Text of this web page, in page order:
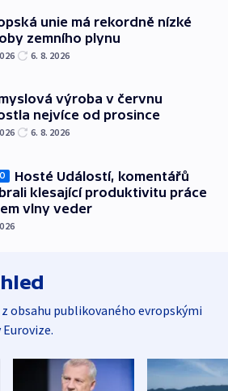
unie má rekordně nízké
zemního plynu
6. 8. 2026
výroba v červnu
nejvíce od prosince
6. 8. 2026
Hosté Událostí, komentářů
klesající produktivitu práce
vlny veder
z obsahu publikovaného evropskými